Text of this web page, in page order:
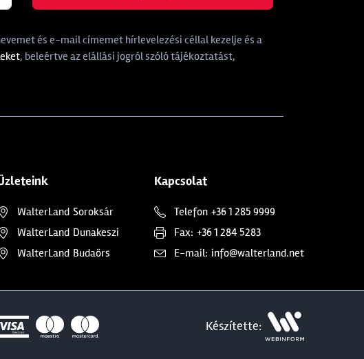
és e-mail címemet hírlevelezési céllal kezelje és a
, beleértve az elállási jogról szóló tájékoztatást,
WalterLand Soroksár
WalterLand Dunakeszi
WalterLand Budaörs
Kapcsolat
Telefon +36 1 285 9999
Fax: +36 1 284 5283
E-mail: info@walterland.net
Készítette: